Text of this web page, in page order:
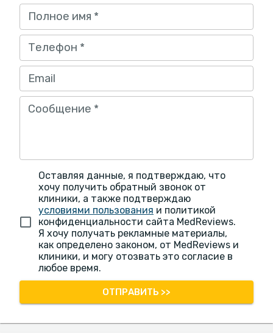
Полное имя *
Телефон *
Email
Сообщение *
Оставляя данные, я подтверждаю, что
хочу получить обратный звонок от
клиники, а также подтверждаю
условиями пользования и политикой
конфиденциальности сайта MedReviews.
Я хочу получать рекламные материалы,
как определено законом, от MedReviews и
клиники, и могу отозвать это согласие в
любое время.
ОТПРАВИТЬ >>